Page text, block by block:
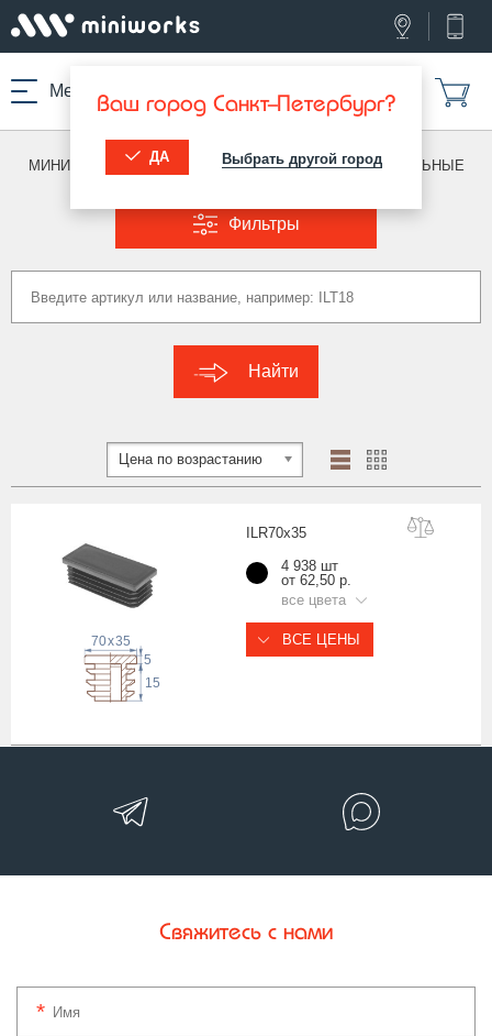
Меню Ваш город Санкт-Петербург?
ДА Выбрать другой город
МИНИВОРКС ПРО /ЗАГЛУШКИ ДЛЯ ТРУБ /ПРЯМОУГОЛЬНЫЕ
Фильтры
Найти
Цена по возрастанию
ILR70x35
5
15
35
x
70
4 938 шт
от 62,50 р.
все цвета
ВСЕ ЦЕНЫ
Свяжитесь с нами